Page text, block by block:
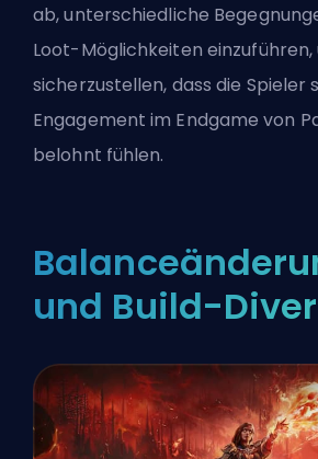
ab, unterschiedliche
Loot-Möglichkeiten einzuführen,
sicherzustellen, dass die Spieler
Engagement im Endgame von
belohnt fühlen.
und Build-